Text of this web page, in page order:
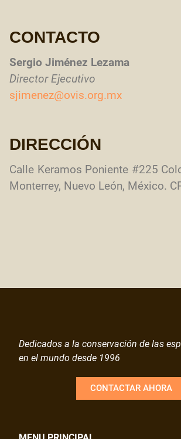
CONTACTO
Sergio Jiménez Lezama
Director Ejecutivo
sjimenez@ovis.org.mx
DIRECCIÓN
Calle Keramos Poniente #225
Monterrey, Nuevo León, México.
Dedicados a la conservación de las
en el mundo desde 1996
CONTACTAR AHORA